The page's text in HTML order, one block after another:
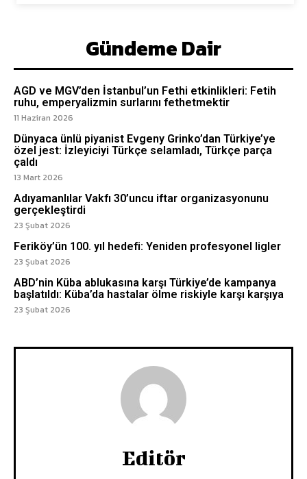
Gündeme Dair
AGD ve MGV’den İstanbul’un Fethi etkinlikleri: Fetih
ruhu, emperyalizmin surlarını fethetmektir
11 Haziran 2026
Dünyaca ünlü piyanist Evgeny Grinko’dan Türkiye’ye
özel jest: İzleyiciyi Türkçe selamladı, Türkçe parça
çaldı
13 Mart 2026
Adıyamanlılar Vakfı 30’uncu iftar organizasyonunu
gerçekleştirdi
23 Şubat 2026
Feriköy’ün 100. yıl hedefi: Yeniden profesyonel ligler
23 Şubat 2026
ABD’nin Küba ablukasına karşı Türkiye’de kampanya
başlatıldı: Küba’da hastalar ölme riskiyle karşı karşıya
23 Şubat 2026
Editör